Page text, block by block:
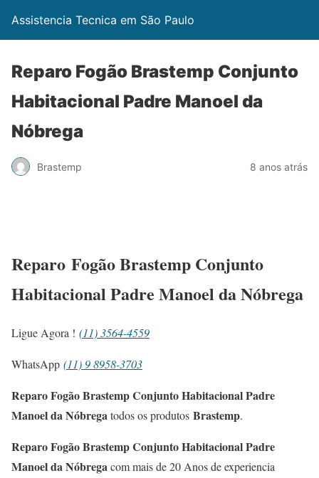
Assistencia Tecnica em São Paulo
Reparo Fogão Brastemp Conjunto
Habitacional Padre Manoel da
Nóbrega
Brastemp 8 anos atrás
Reparo Fogão Brastemp Conjunto
Habitacional Padre Manoel da Nóbrega
Ligue Agora ! (11) 3564-4559
WhatsApp (11) 9 8958-3703
Reparo Fogão Brastemp Conjunto Habitacional Padre
Manoel da Nóbregatodos os produtos Brastemp.
Reparo Fogão Brastemp Conjunto Habitacional Padre
Manoel da Nóbregacom mais de 20 Anos de experiencia